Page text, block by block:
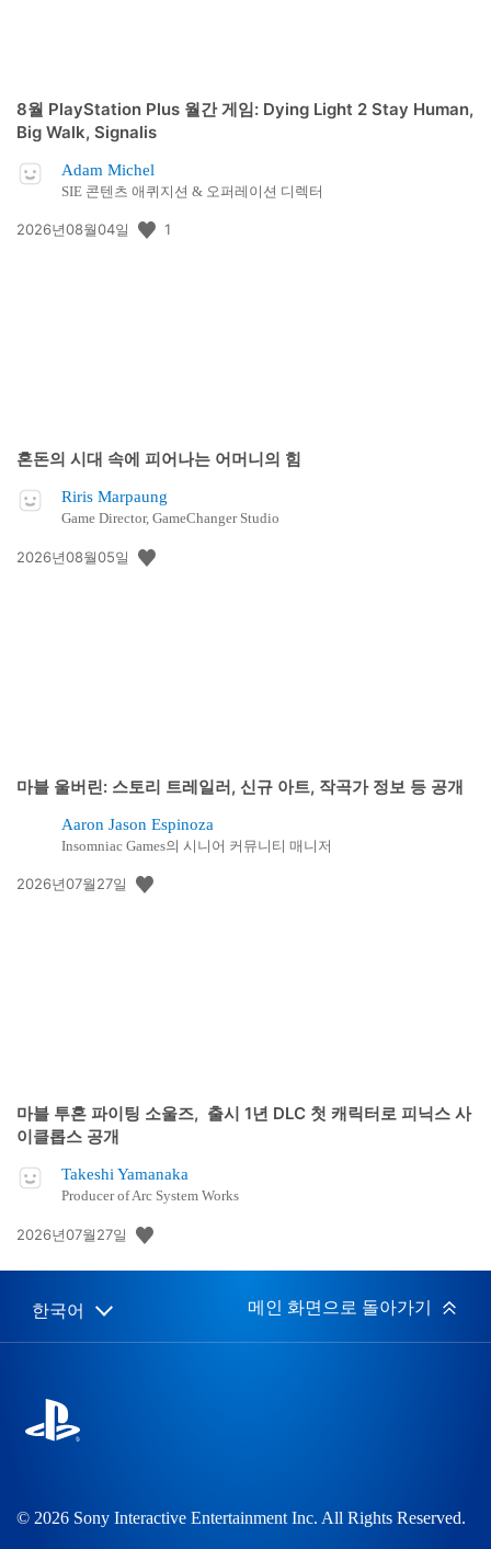
8월 PlayStation Plus 월간 게임: Dying Light 2 Stay Human,
Big Walk, Signalis
Adam Michel
SIE 콘텐츠 애퀴지션 & 오퍼레이션 디렉터
공
2026년08월04일 1
혼돈의 시대 속에 피어나는 어머니의 힘
Riris Marpaung
Game Director, GameChanger Studio
공
2026년08월05일
마블 울버린: 스토리 트레일러, 신규 아트, 작곡가 정보 등 공개
Aaron Jason Espinoza
Insomniac Games의 시니어 커뮤니티 매니저
공
2026년07월27일
마블 투혼 파이팅 소울즈, 출시 1년 DLC 첫 캐릭터로 피닉스 사
이클롭스 공개
Takeshi Yamanaka
Producer of Arc System Works
공
일:
2026년07월27일
Select
Current
한국어 메인 화면으로 돌아가기
© 2026 Sony Interactive Entertainment Inc. All Rights Reserved.